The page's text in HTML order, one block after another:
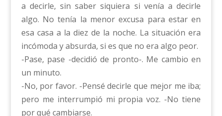
a decirle, sin saber siquiera si venía a decirle
algo. No tenía la menor excusa para estar en
esa casa a la diez de la noche. La situación era
incómoda y absurda, si es que no era algo peor.
-Pase, pase -decidió de pronto-. Me cambio en
un minuto.
-No, por favor. -Pensé decirle que mejor me iba;
pero me interrumpió mi propia voz. -No tiene
por qué cambiarse.